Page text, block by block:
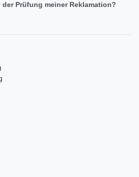
Prüfung meiner Reklamation?